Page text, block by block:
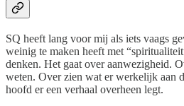
SQ heeft lang voor mij als iets vaags
weinig te maken heeft met
denken. Het gaat over aanwezigheid.
weten. Over zien wat er werkelijk aan
hoofd er een verhaal overheen legt.